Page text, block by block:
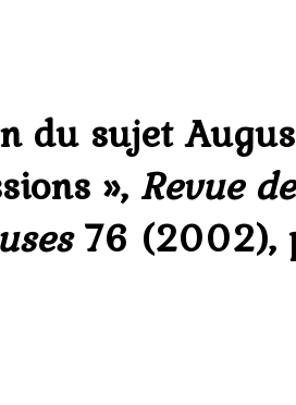
du sujet
», Revue
76 (2002),